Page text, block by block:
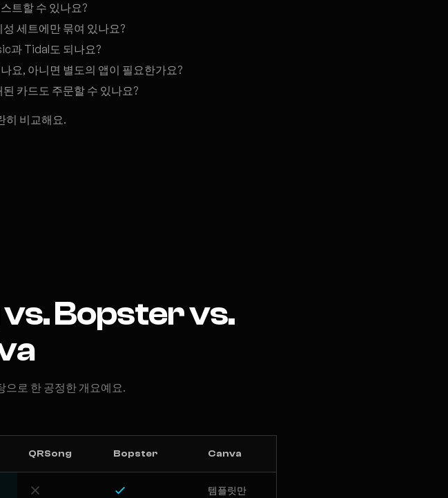
트할 수 있나요?
세트에만 묶여 있나요?
과 Tidal도 되나요?
요, 아니면 별도의 앱이 필요한가요?
카드도 주문할 수 있나요?
히 비교해요.
Bopster vs.
으로 한 공정한 개요예요.
QRSong Bopster Canva
템플릿만